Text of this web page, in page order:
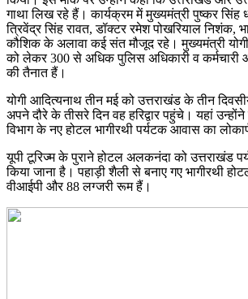
गाथा लिख रहे हैं। कार्यक्रम में मुख्यमंत्री पुष्कर सिंह
त्रिवेंद्र सिंह रावत, डॉक्टर रमेश पोखरियाल निशंक,
कौशिक के अलावा कई संत मौजूद रहे। मुख्यमंत्री
को लेकर 300 से अधिक पुलिस अधिकारी व कर्मचारी
की तैनात हैं।
योगी आदित्यनाथ तीन मई को उत्तराखंड के तीन
अपने दौरे के तीसरे दिन वह हरिद्वार पहुंचे। यहां
विभाग के नए होटल भागीरथी पर्यटक आवास का
यूपी टूरिज्म के पुराने होटल अलकनंदा को उत्तराखंड
किया जाना है। पहाड़ी शैली से बनाए गए भागीरथी
वीआईपी और 88 लग्जरी रूम हैं।